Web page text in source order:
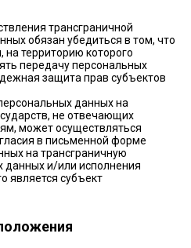
трансграничной
обязан убедиться в том, что
территорию которого
передачу персональных
защита прав субъектов
данных на
не отвечающих
может осуществляться
в письменной форме
на трансграничную
данных и/или исполнения
является субъект